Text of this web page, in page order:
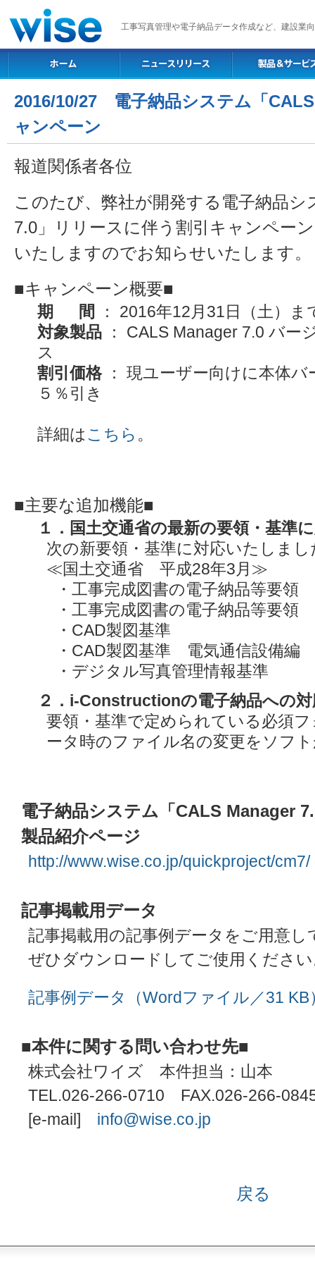
工事写真管理や電子納品データ作成など、建設業
2016/10/27 電子納品システム「
ャンペーン
報道関係者各位
このたび、弊社が開発する電子納品シ
7.0」リリースに伴う割引キャンペー
いたしますのでお知らせいたします。
■キャンペーン概要■
期 間
： 2016年12月31日（土）ま
対象製品 ： CALS Manager 7.0 バー
ス
割引価格 ： 現ユーザー向けに本体
５％引き
詳細はこちら 。
■主要な追加機能■
１．国土交通省の最新の要領・基準
次の新要領・基準に対応いたしまし
≪国土交通省 平成28年3月≫
・工事完成図書の電子納品等要領
・工事完成図書の電子納品等要領
・CAD製図基準
・CAD製図基準 電気通信設備編
・デジタル写真管理情報基準
２．i-Constructionの電子納品への
要領・基準で定められている必須
ータ時のファイル名の変更をソフ
電子納品システム「CALS Manager
製品紹介ページ
http://www.wise.co.jp/quickproject/cm7/
記事掲載用データ
記事掲載用の記事例データをご用意し
ぜひダウンロードしてご使用くださ
記事例データ（Wordファイル／31 KB
■本件に関する問い合わせ先■
株式会社ワイズ 本件担当：山本
TEL.026-266-0710 FAX.026-266-
[e-mail] info@wise.co.jp
戻る